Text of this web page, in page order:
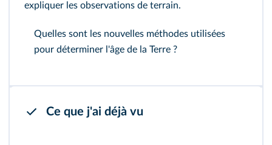
expliquer les observations de terrain.
Quelles sont les nouvelles méthodes utilisées
pour déterminer l'âge de la Terre ?
Ce que j'ai déjà vu